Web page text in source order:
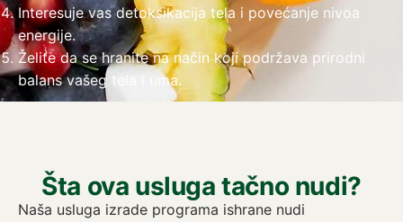
Interesuje vasdetoksikacijatela i povećanje nivoa
energije.
Želite da se hranite na način koji podržava prirodni
balans vašeg tela i uma.
Šta ova usluga tačno nudi?
Naša usluga izrade programa ishrane nudi